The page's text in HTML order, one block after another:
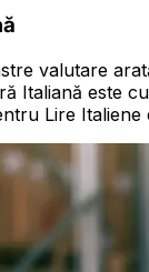
valutare
Italiană este
Lire Italiene